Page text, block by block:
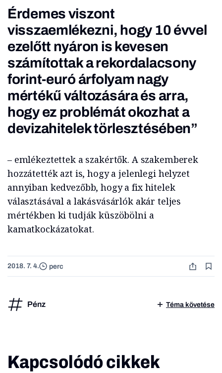
Érdemes viszont
visszaemlékezni, hogy 10 évvel
ezelőtt nyáron is kevesen
számítottak a rekordalacsony
forint-euró árfolyam nagy
mértékű változására és arra,
hogy ez problémát okozhat a
devizahitelek törlesztésében”
– emlékeztettek a szakértők. A szakemberek
hozzátették azt is, hogy a jelenlegi helyzet
annyiban kedvezőbb, hogy a fix hitelek
választásával a lakásvásárlók akár teljes
mértékben ki tudják küszöbölni a
kamatkockázatokat.
2018. 7. 4. perc
Pénz Téma követése
Kapcsolódó cikkek